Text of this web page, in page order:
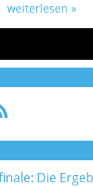
weiterlesen »
Die